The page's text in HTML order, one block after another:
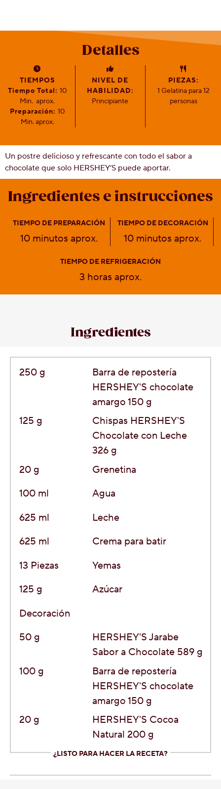
Hershey
Preguntas
más
frecuentes
Proyecto
Cacao
Hershey
Detalles
TIEMPOS
Tiempo Total:10
Min. aprox.
Preparación:10
Min. aprox.
NIVEL DE
HABILIDAD:
Principiante
PIEZAS:
1 Gelatina para 12
personas
Un postre delicioso y refrescante con todo el sabor a
chocolate que solo HERSHEY’S puede aportar.
Ingredientes e instrucciones
TIEMPO DE PREPARACIÓN
10 minutos aprox.
TIEMPO DE DECORACIÓN
10 minutos aprox.
TIEMPO DE REFRIGERACIÓN
3 horas aprox.
Ingredientes
250g
Barra de repostería
HERSHEY'S chocolate
amargo 150 g
125 g
Chispas HERSHEY'S
Chocolate con Leche
326 g
20g
Grenetina
100 ml
Agua
625 ml
Leche
625 ml
Crema para batir
13 Piezas
Yemas
125 g
Azúcar
Decoración
50g
HERSHEY'S Jarabe
Sabor a Chocolate 589 g
100g
Barra de repostería
HERSHEY'S chocolate
amargo 150 g
20g
HERSHEY'S Cocoa
Natural 200 g
¿LISTO PARA HACER LA RECETA?